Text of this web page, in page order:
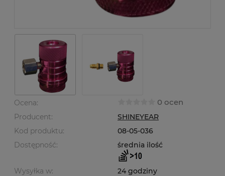
Ocena: 0 ocen
Producent:
SHINEYEAR
Kod produktu:
08-05-036
Dostępność:
średnia ilość
Wysyłka w:
24 godziny